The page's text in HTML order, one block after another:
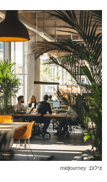
צילום: midjourney